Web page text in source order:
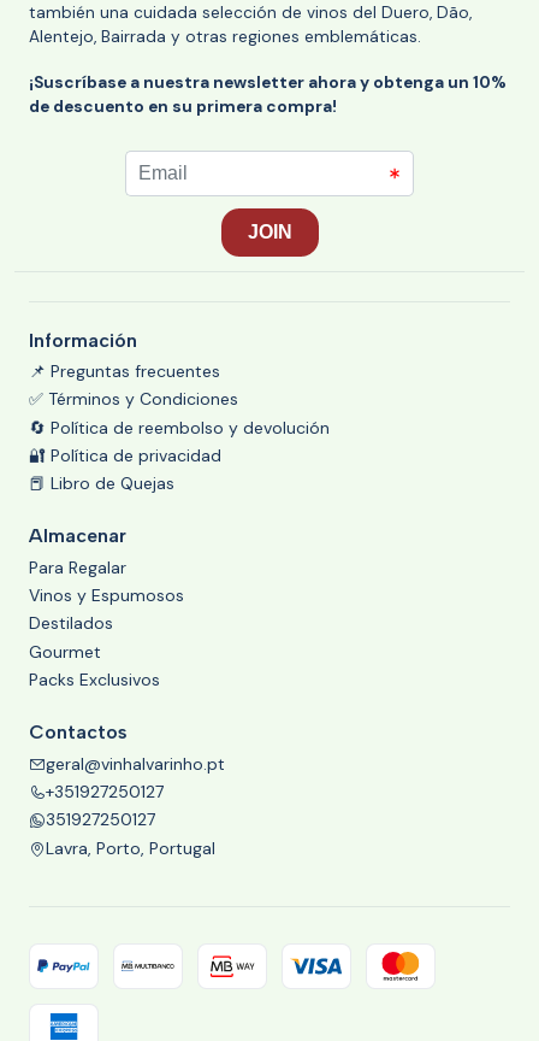
también una cuidada selección de vinos del Duero, Dão,
Alentejo, Bairrada y otras regiones emblemáticas.
¡Suscríbase a nuestra newsletter ahora y obtenga un 10%
de descuento en su primera compra!
Información
📌 Preguntas frecuentes
✅ Términos y Condiciones
🔄 Política de reembolso y devolución
🔐 Política de privacidad
📕 Libro de Quejas
Almacenar
Para Regalar
Vinos y Espumosos
Destilados
Gourmet
Packs Exclusivos
Contactos
geral@vinhalvarinho.pt
+351927250127
351927250127
Lavra, Porto, Portugal